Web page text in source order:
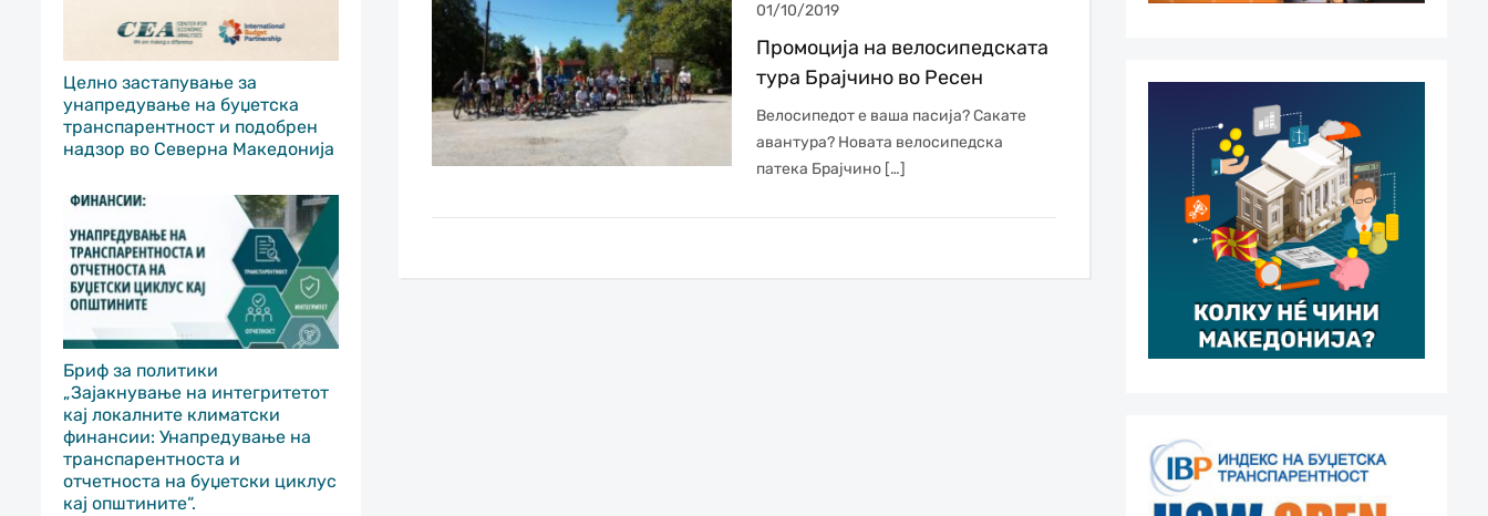
Целно застапување за
унапредување на буџетска
транспарентност и подобрен
надзор во Северна Македонија
Бриф за политики
„Зајакнување на интегритетот
кај локалните климатски
финансии: Унапредување на
транспарентноста и
отчетноста на буџетски циклус
кај општините“.
01/10/2019
Промоција на велосипедската
тура Брајчино во Ресен
Велосипедот е ваша пасија? Сакате
авантура? Новата велосипедска
патека Брајчино […]